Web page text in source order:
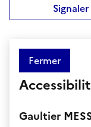
Fermer
Gaultier